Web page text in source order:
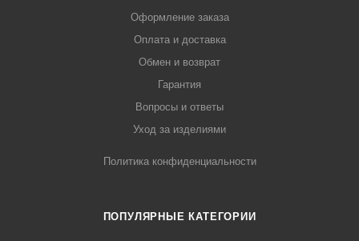
Оформление заказа
Оплата и доставка
Обмен и возврат
Гарантия
Вопросы и ответы
Уход за изделиями
Политика конфиденциальности
ПОПУЛЯРНЫЕ КАТЕГОРИИ